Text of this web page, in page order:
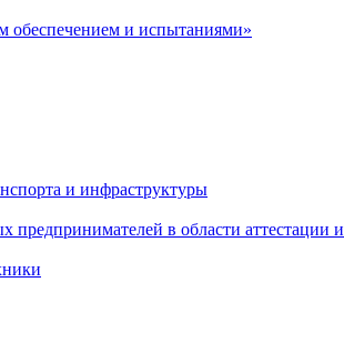
обеспечением и испытаниями»
и инфраструктуры
в области аттестации